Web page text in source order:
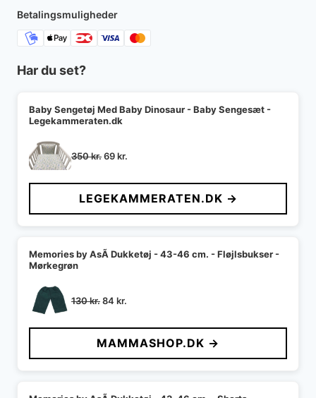
150 kr..75 kr..
Betalingsmuligheder
Har du set?
Baby Sengetøj Med Baby Dinosaur - Baby Sengesæt -
Legekammeraten.dk
350kr.Den
pris
var:
350 kr..
69kr.
pris
er:
69 kr..
LEGEKAMMERATEN.DK →
Memories by AsÃ­ Dukketøj - 43-46 cm. - Fløjlsbukser -
Mørkegrøn
130kr.Den
pris
var:
130 kr..
84 kr.
pris
er:
84 kr..
MAMMASHOP.DK →